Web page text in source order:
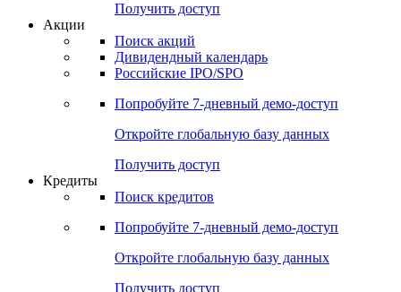
Попробуйте7-дневный
Откройте глобальную базу данных
Получить доступ
Поиск акций
Российские IPO/SPO
Попробуйте7-дневный
Откройте глобальную базу данных
Получить доступ
Поиск кредитов
Попробуйте7-дневный